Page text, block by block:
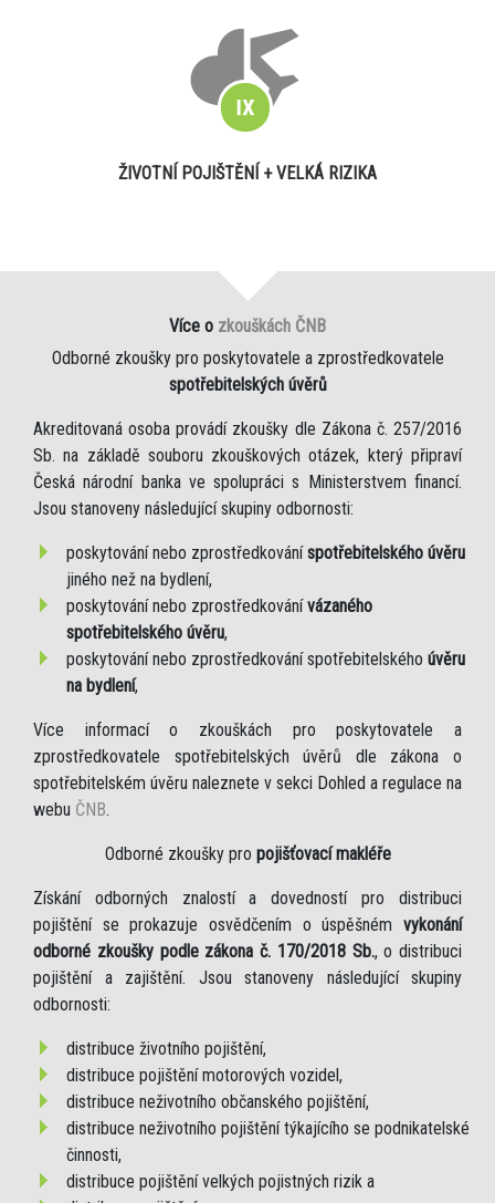
ŽIVOTNÍ POJIŠTĚNÍ + VELKÁ RIZIKA
Více o zkouškách ČNB
Odborné zkoušky pro poskytovatele a zprostředkovatele
spotřebitelských úvěrů
Akreditovaná osoba provádí zkoušky dle Zákona č. 257/2016
Sb. na základě souboru zkouškových otázek, který připraví
Česká národní banka ve spolupráci s Ministerstvem financí.
Jsou stanoveny následující skupiny odbornosti:
poskytování nebo zprostředkováníspotřebitelského úvěru
jiného než na bydlení,
poskytování nebo zprostředkovánívázaného
spotřebitelského úvěru,
poskytování nebo zprostředkování spotřebitelského úvěru
na bydlení,
Více informací o zkouškách pro poskytovatele a
zprostředkovatele spotřebitelských úvěrů dle zákona o
spotřebitelském úvěru naleznete v sekci Dohled a regulace na
webu ČNB.
Odborné zkoušky pro pojišťovací makléře
Získání odborných znalostí a dovedností pro distribuci
pojištění se prokazuje osvědčením o úspěšném vykonání
odborné zkoušky podle zákona č. 170/2018 Sb., o distribuci
pojištění a zajištění. Jsou stanoveny následující skupiny
odbornosti:
distribuce životního pojištění,
distribuce pojištění motorových vozidel,
distribuce neživotního občanského pojištění,
distribuce neživotního pojištění týkajícího se podnikatelské
činnosti,
distribuce pojištění velkých pojistných rizik a